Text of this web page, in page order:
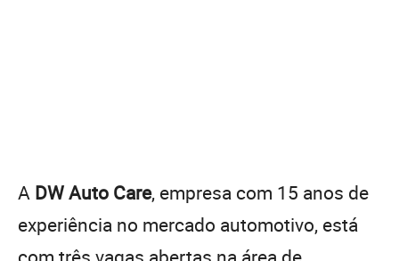
A DW Auto Care, empresa com 15 anos de
experiência no mercado automotivo, está